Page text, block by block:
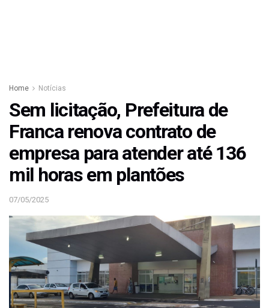
Home Notícias
Sem licitação, Prefeitura de
Franca renova contrato de
empresa para atender até 136
mil horas em plantões
07/05/2025